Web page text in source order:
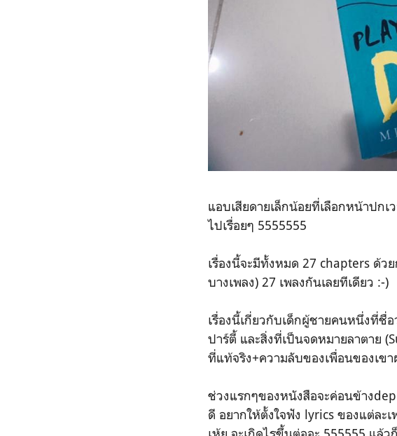
แอบเสียดายเล็กน้อยที่เลือกหน้าปก
ไปเรื่อยๆ 5555555
เรื่องนี้จะมีทั้งหมด 27 chapters ด้ว
บางเพลง) 27 เพลงกันเลยทีเดียว :-)
เรื่องนี้เกี่ยวกับเด็กผู้ชายคนหนึ่งที่ชื่
ปาร์ตี้ และสิ่งที่เป็นจดหมายลาตาย
ที่แท้จริง+ความลับของเพื่อนของเข
ช่วงแรกๆของหนังสือจะค่อนข้าง
ดี อยากให้ตั้งใจฟัง lyrics ของแต่ละ